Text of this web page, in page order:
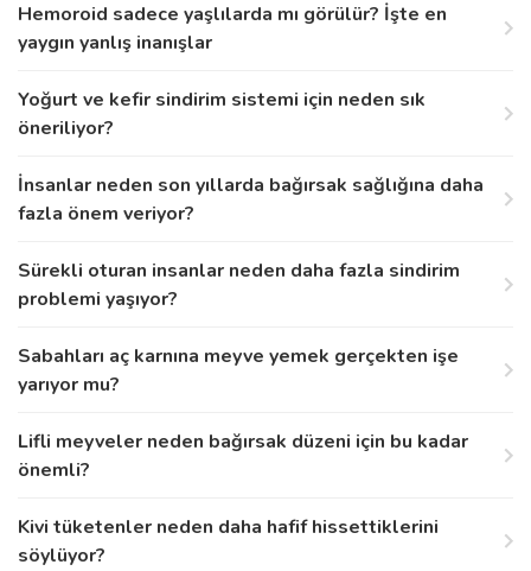
Hemoroid sadece yaşlılarda mı görülür? İşte en
yaygın yanlış inanışlar
Yoğurt ve kefir sindirim sistemi için neden sık
öneriliyor?
İnsanlar neden son yıllarda bağırsak sağlığına daha
fazla önem veriyor?
Sürekli oturan insanlar neden daha fazla sindirim
problemi yaşıyor?
Sabahları aç karnına meyve yemek gerçekten işe
yarıyor mu?
Lifli meyveler neden bağırsak düzeni için bu kadar
önemli?
Kivi tüketenler neden daha hafif hissettiklerini
söylüyor?